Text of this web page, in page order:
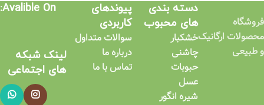
فروشگاه
محصولات ارگانیک
و طبیعی
دسته بندی
های محبوب
خشکبار
چاشنی
حبوبات
عسل
شیره انگور
پیوندهای
کاربردی​
سوالات متداول
درباره ما
تماس با ما
Avalible On:
لینک شبکه
های اجتماعی​